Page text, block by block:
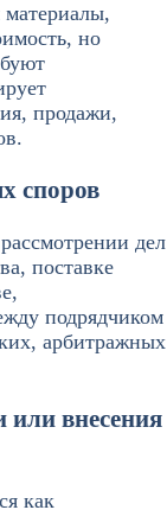
материалы,
но
продажи,
споров
дел
поставке
подрядчиком
арбитражных
или внесения
как